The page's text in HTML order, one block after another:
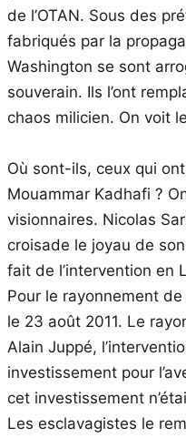
de l’OTAN. Sous des
fabriqués par la
Washington se sont
souverain. Ils l’ont
chaos milicien. On voit
Où sont-ils, ceux qui
Mouammar Kadhafi ?
visionnaires. Nicolas
croisade le joyau de
fait de l’intervention en
Pour le rayonnement de
le 23 août 2011. Le
Alain Juppé,
investissement pour
cet investissement
Les esclavagistes le